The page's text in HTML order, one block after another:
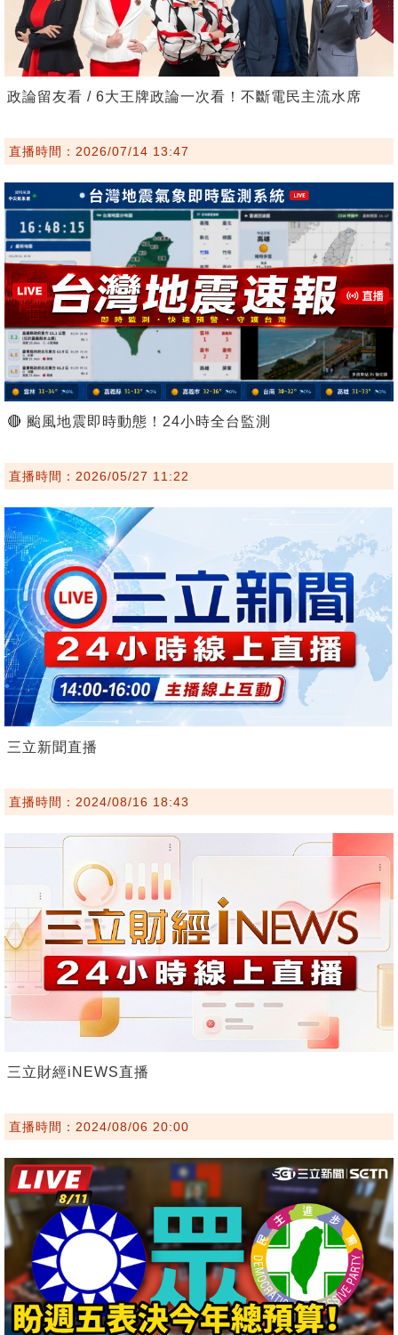
政論留友看 / 6大王牌政論一次看！不斷電民主流水席
直播時間：2026/07/14 13:47
🔴 颱風地震即時動態！24小時全台監測
直播時間：2026/05/27 11:22
三立新聞直播
直播時間：2024/08/16 18:43
三立財經iNEWS直播
直播時間：2024/08/06 20:00